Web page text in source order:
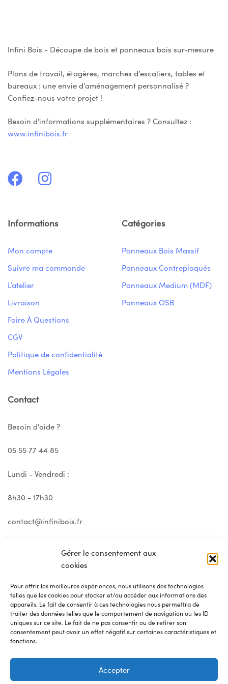
Gérer le consentement aux
cookies
Pour offrir les meilleures expériences, nous utilisons des technologies
telles que les cookies pour stocker et/ou accéder aux informations des
appareils. Le fait de consentir à ces technologies nous permettra de
traiter des données telles que le comportement de navigation ou les ID
uniques sur ce site. Le fait de ne pas consentir ou de retirer son
consentement peut avoir un effet négatif sur certaines caractéristiques et
fonctions.
Accepter
Infini Bois - Découpe de bois et panneaux bois sur-mesure
Plans de travail, étagères, marches d’escaliers, tables et
bureaux : une envie d’aménagement personnalisé ?
Confiez-nous votre projet !
Besoin d'informations supplémentaires ? Consultez :
www.infinibois.fr
Informations
Mon compte
Suivre ma commande
L’atelier
Livraison
Foire À Questions
CGV
Politique de confidentialité
Mentions Légales
Catégories
Panneaux Bois Massif
Panneaux Contreplaqués
Panneaux Medium (MDF)
Panneaux OSB
Contact
Besoin d'aide ?
05 55 77 44 85
Lundi - Vendredi :
8h30 - 17h30
contact@infinibois.fr